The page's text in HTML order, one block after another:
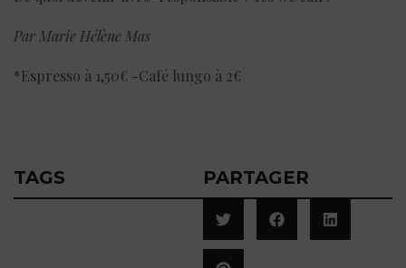
Par Marie Hélène Mas
*Espresso à 1,50€ -Café lungo à 2€
TAGS PARTAGER